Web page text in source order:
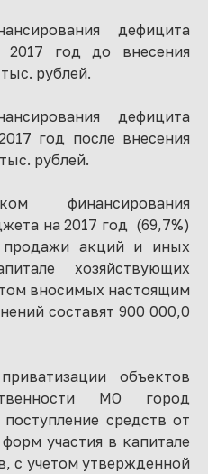
дефицита
год до внесения
рублей.
дефицита
год после внесения
рублей.
финансирования
на 2017 год (69,7%)
продажи акций и иных
хозяйствующих
вносимых настоящим
составят 900 000,0
объектов
МО город
средств от
участия в капитале
с учетом утвержденной